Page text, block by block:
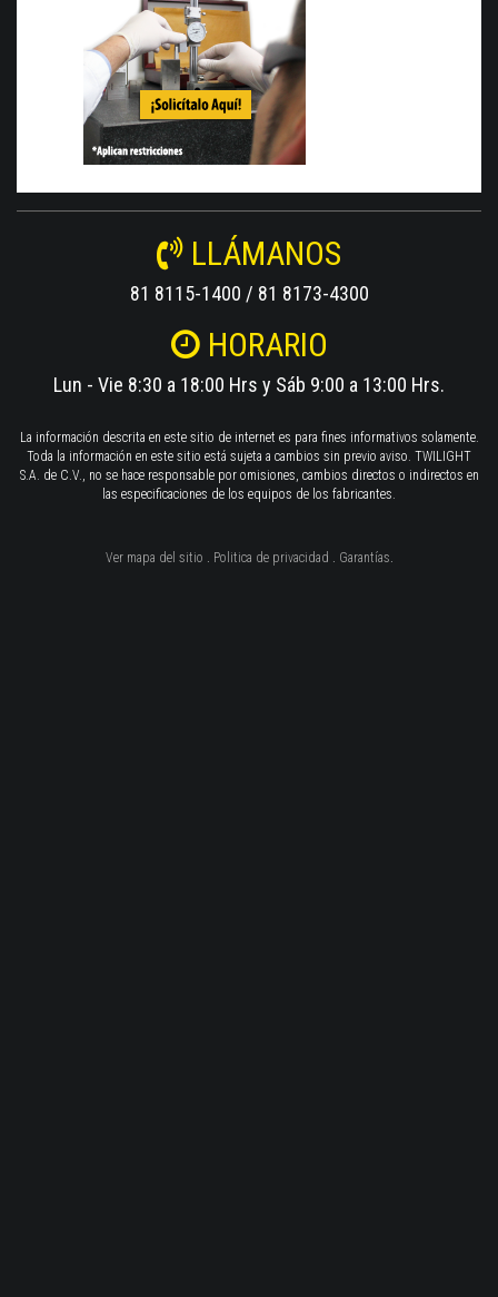
LLÁMANOS
81 8115-1400 / 81 8173-4300
HORARIO
Lun - Vie 8:30 a 18:00 Hrs y Sáb 9:00 a 13:00 Hrs.
La información descrita en este sitio de internet es para fines informativos solamente.
Toda la información en este sitio está sujeta a cambios sin previo aviso. TWILIGHT
S.A. de C.V., no se hace responsable por omisiones, cambios directos o indirectos en
las especificaciones de los equipos de los fabricantes.
Ver mapa del sitio . Politica de privacidad . Garantías.